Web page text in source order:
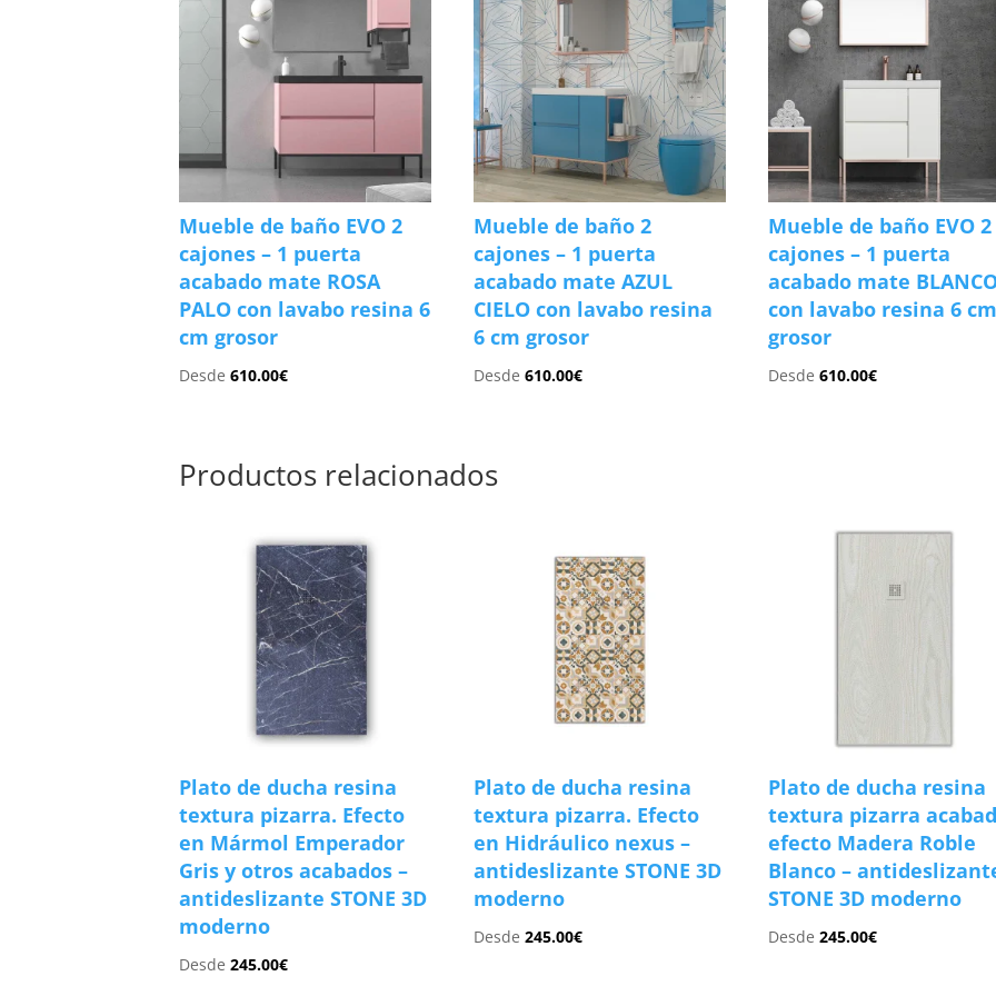
Mueble de baño EVO 2
cajones – 1 puerta
acabado mate ROSA
PALO con lavabo resina 6
cm grosor
Desde610.00€
Mueble de baño 2
cajones – 1 puerta
acabado mate AZUL
CIELO con lavabo resina
6 cm grosor
Desde610.00€
Mueble de baño EVO 2
cajones – 1 puerta
acabado mate
con lavabo resina 6
grosor
Desde610.00€
Productos relacionados
Plato de ducha resina
textura pizarra. Efecto
en Mármol Emperador
Gris y otros acabados –
antideslizante STONE 3D
moderno
Desde245.00€
Plato de ducha resina
textura pizarra. Efecto
en Hidráulico nexus –
antideslizante STONE 3D
moderno
Desde245.00€
Plato de ducha resina
textura pizarra
efecto Madera Roble
Blanco –
STONE 3D moderno
Desde245.00€